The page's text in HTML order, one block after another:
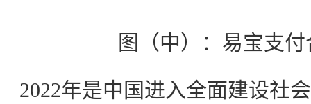
图（中）：易宝支
2022年是中国进入全面建设社